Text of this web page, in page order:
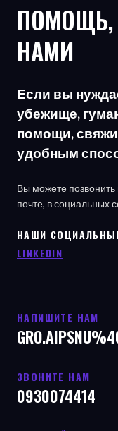
ПОМОЩЬ,
НАМИ
Если вы
убежище,
помощи,
удобным
Вы можете
почте, в социальных
НАШИ СОЦИАЛЬНЫЕ
LINKEDIN
НАПИШИТЕ НАМ
ЗВОНИТЕ НАМ
0930074414